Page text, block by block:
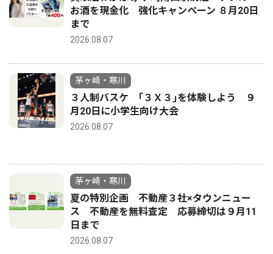
お酒を現金化 強化キャンペーン ８月20日
まで
2026.08.07
茅ヶ崎・寒川
３人制バスケ ｢３Ｘ３｣を体験しよう ９
月20日に小学生向け大会
2026.08.07
茅ヶ崎・寒川
夏の特別企画 不動産３社×タウンニュー
ス 不動産を無料査定 応募締切は９月11
日まで
2026.08.07